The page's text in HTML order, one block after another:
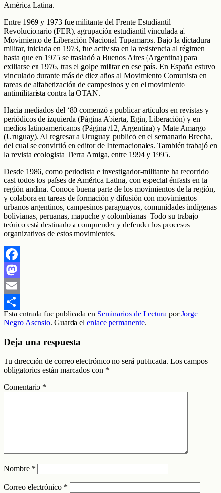
América Latina.
Entre 1969 y 1973 fue militante del Frente Estudiantil
Revolucionario (FER), agrupación estudiantil vinculada al
Movimiento de Liberación Nacional Tupamaros. Bajo la dictadura
militar, iniciada en 1973, fue activista en la resistencia al régimen
hasta que en 1975 se trasladó a Buenos Aires (Argentina) para
exiliarse en 1976, tras el golpe militar en ese país. En España estuvo
vinculado durante más de diez años al Movimiento Comunista en
tareas de alfabetización de campesinos y en el movimiento
antimilitarista contra la OTAN.
Hacia mediados del ‘80 comenzó a publicar artículos en revistas y
periódicos de izquierda (Página Abierta, Egin, Liberación) y en
medios latinoamericanos (Página /12, Argentina) y Mate Amargo
(Uruguay). Al regresar a Uruguay, publicó en el semanario Brecha,
del cual se convirtió en editor de Internacionales. También trabajó en
la revista ecologista Tierra Amiga, entre 1994 y 1995.
Desde 1986, como periodista e investigador-militante ha recorrido
casi todos los países de América Latina, con especial énfasis en la
región andina. Conoce buena parte de los movimientos de la región,
y colabora en tareas de formación y difusión con movimientos
urbanos argentinos, campesinos paraguayos, comunidades indígenas
bolivianas, peruanas, mapuche y colombianas. Todo su trabajo
teórico está destinado a comprender y defender los procesos
organizativos de estos movimientos.
Facebook
Mastodon
Email
Compartir
Esta entrada fue publicada en Seminarios de Lectura porJorge
Negro Asensio. Guarda el enlace permanente.
Deja una respuesta
Tu dirección de correo electrónico no será publicada. Los campos
obligatorios están marcados con *
Comentario *
Nombre *
Correo electrónico *